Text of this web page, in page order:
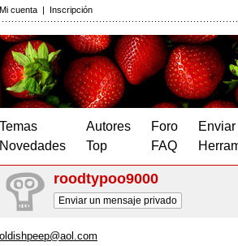
Mi cuenta | Inscripción
Temas
Novedades
Autores
Top
Foro
FAQ
roodtypoo9000
Enviar un mensaje privado
oldishpeep@aol.com